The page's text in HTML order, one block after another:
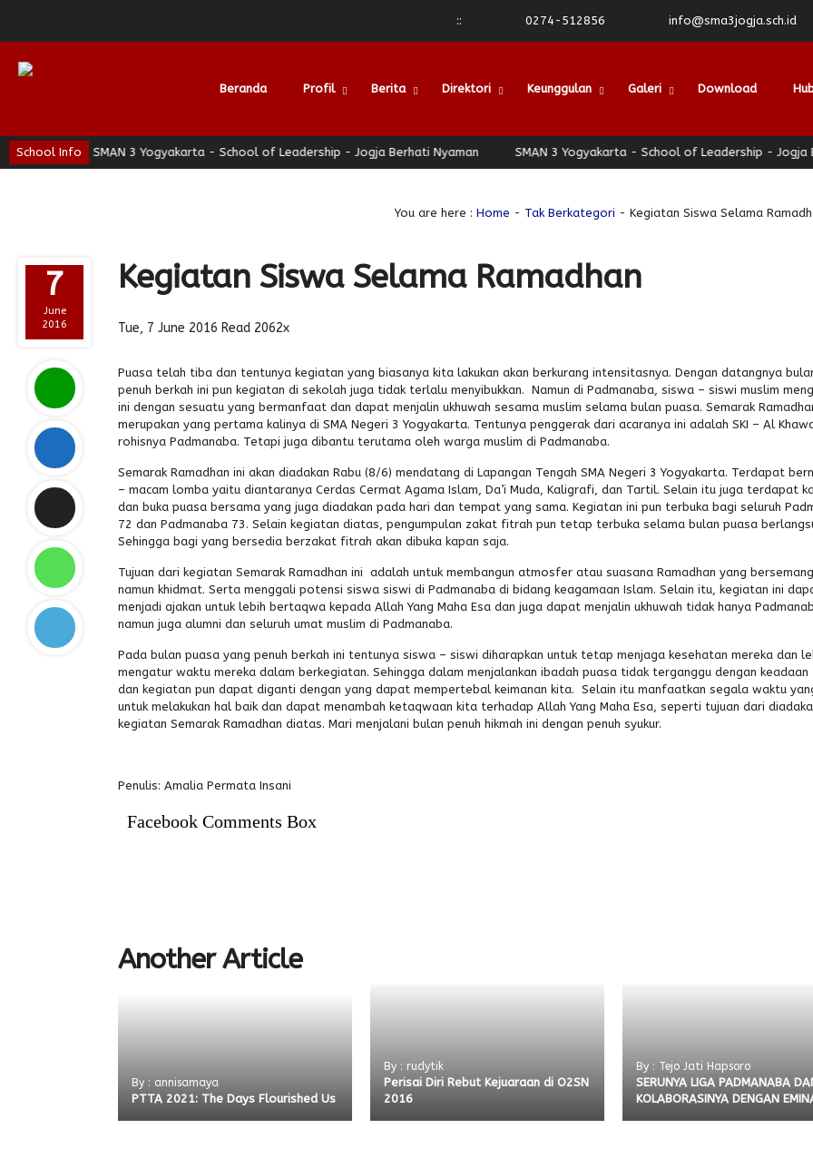
:: 0274-512856 info@sma3jogja.sch.id
Beranda Profil Berita Direktori Keunggulan Galeri Download
School InfoSMAN 3 Yogyakarta - School of Leadership - Jogja Berhati Nyaman SMAN 3 Yogyakarta - School of Leadership - Jogja Berhati
You are here : Home - Tak Berkategori - Kegiatan Siswa Selama
7
June
2016
Kegiatan Siswa Selama Ramadhan
Tue, 7 June 2016 Read 2062x
Puasa telah tiba dan tentunya kegiatan yang biasanya kita lakukan akan berkurang intensitasnya. Dengan datangnya
penuh berkah ini pun kegiatan di sekolah juga tidak terlalu menyibukkan. Namun di Padmanaba, siswa – siswi muslim
ini dengan sesuatu yang bermanfaat dan dapat menjalin ukhuwah sesama muslim selama bulan puasa. Semarak
merupakan yang pertama kalinya di SMA Negeri 3 Yogyakarta. Tentunya penggerak dari acaranya ini adalah SKI – Al
rohisnya Padmanaba. Tetapi juga dibantu terutama oleh warga muslim di Padmanaba.
Semarak Ramadhan ini akan diadakan Rabu (8/6) mendatang di Lapangan Tengah SMA Negeri 3 Yogyakarta. Terdapat
– macam lomba yaitu diantaranya Cerdas Cermat Agama Islam, Da’i Muda, Kaligrafi, dan Tartil. Selain itu juga terdapat
dan buka puasa bersama yang juga diadakan pada hari dan tempat yang sama. Kegiatan ini pun terbuka bagi seluruh
72 dan Padmanaba 73. Selain kegiatan diatas, pengumpulan zakat fitrah pun tetap terbuka selama bulan puasa
Sehingga bagi yang bersedia berzakat fitrah akan dibuka kapan saja.
Tujuan dari kegiatan Semarak Ramadhan ini adalah untuk membangun atmosfer atau suasana Ramadhan yang
namun khidmat. Serta menggali potensi siswa siswi di Padmanaba di bidang keagamaan Islam. Selain itu, kegiatan ini
menjadi ajakan untuk lebih bertaqwa kepada Allah Yang Maha Esa dan juga dapat menjalin ukhuwah tidak hanya
namun juga alumni dan seluruh umat muslim di Padmanaba.
Pada bulan puasa yang penuh berkah ini tentunya siswa – siswi diharapkan untuk tetap menjaga kesehatan mereka dan
mengatur waktu mereka dalam berkegiatan. Sehingga dalam menjalankan ibadah puasa tidak terganggu dengan keadaan
dan kegiatan pun dapat diganti dengan yang dapat mempertebal keimanan kita. Selain itu manfaatkan segala waktu
untuk melakukan hal baik dan dapat menambah ketaqwaan kita terhadap Allah Yang Maha Esa, seperti tujuan dari
kegiatan Semarak Ramadhan diatas. Mari menjalani bulan penuh hikmah ini dengan penuh syukur.
Penulis: Amalia Permata Insani
Facebook Comments Box
Another Article
By : annisamaya
PTTA 2021: The Days Flourished Us
By : rudytik
Perisai Diri Rebut Kejuaraan di O2SN
2016
By : Tejo Jati Hapsoro
SERUNYA LIGA PADMANABA
KOLABORASINYA DENGAN